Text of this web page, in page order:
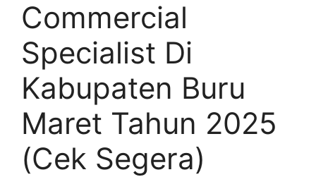
Commercial
Specialist Di
Kabupaten Buru
Maret Tahun 2025
(Cek Segera)